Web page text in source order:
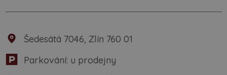
informace a rady
Šedesátá 7046, Zlín 760 01
Parkování: u prodejny